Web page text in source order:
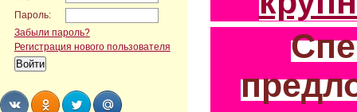
Пароль:
Забыли пароль?
Регистрация нового пользователя